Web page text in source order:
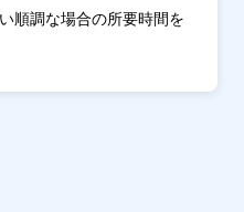
順調な場合の所要時間を